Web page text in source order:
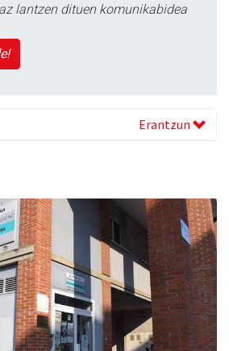
lantzen dituen komunikabidea
Erantzun